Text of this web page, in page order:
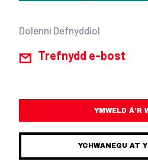
Dolenni Defnyddiol
Trefnydd e-bost
YMWELD Â’R
YCHWANEGU AT